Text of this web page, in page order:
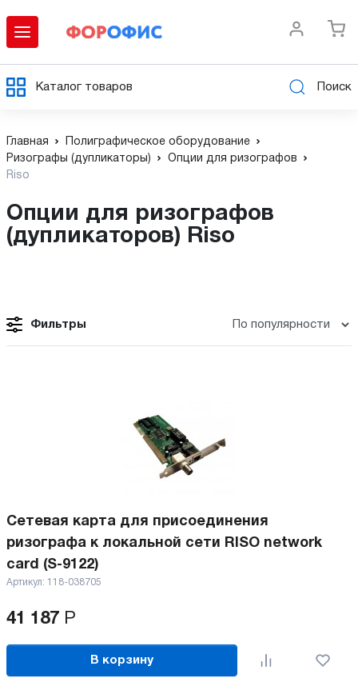
Каталог товаров Поиск
Главная
Полиграфическое оборудование
Ризографы (дупликаторы)
Опции для ризографов
Riso
Опции для ризографов
(дупликаторов) Riso
Фильтры
Сетевая карта для присоединения
ризографа к локальной сети RISO network
card (S-9122)
Артикул: 118-038705
41 187 Р
В корзину